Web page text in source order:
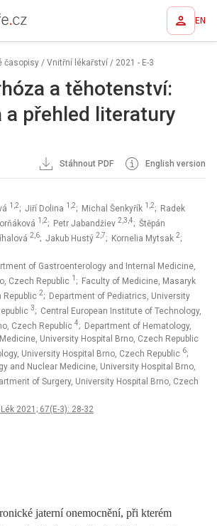
EN
časopisy / Vnitřní lékařství / 2021 - E-3
a těhotenství:
a přehled literatury
Stáhnout PDF English version
1,2; Jiří Dolina 1,2; Michal Šenkyřík 1,2; Radek
1,2; Petr Jabandžiev 2,3,4; Štěpán
2,6; Jakub Hustý 2,7; Kornelia Mytsak 2;
of Gastroenterology and Internal Medicine,
Czech Republic 1 ; Faculty of Medicine, Masaryk
Republic 2; Department of Pediatrics, University
3; Central European Institute of Technology,
Czech Republic 4; Department of Hematology,
University Hospital Brno, Czech Republic
University Hospital Brno, Czech Republic 6;
and Nuclear Medicine, University Hospital Brno,
of Surgery, University Hospital Brno, Czech
2021; 67(E-3): 28-32
jaterní onemocnění, při kterém